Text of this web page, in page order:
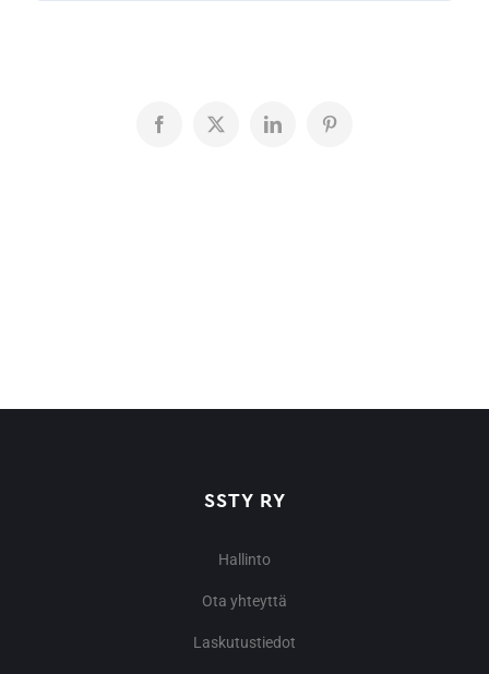
Facebook
X LinkedInPinterest
SSTY RY
Hallinto
Ota yhteyttä
Laskutustiedot